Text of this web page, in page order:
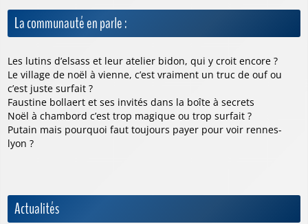
La communauté en parle :
Les lutins d’elsass et leur atelier bidon, qui y croit encore ?
Le village de noël à vienne, c’est vraiment un truc de ouf ou
c’est juste surfait ?
Faustine bollaert et ses invités dans la boîte à secrets
Noël à chambord c’est trop magique ou trop surfait ?
Putain mais pourquoi faut toujours payer pour voir rennes-
lyon ?
Actualités